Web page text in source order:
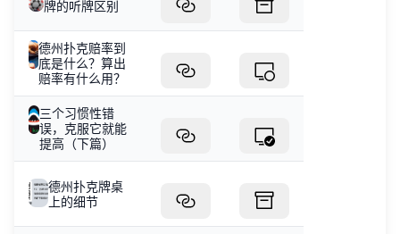
牌的听牌区别
德州扑克赔率到
底是什么？算出
赔率有什么用？
三个习惯性错
误，克服它就能
提高（下篇）
德州扑克牌桌
上的细节